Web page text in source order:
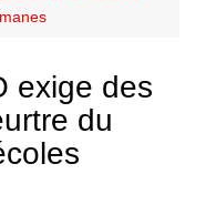
exige des
du